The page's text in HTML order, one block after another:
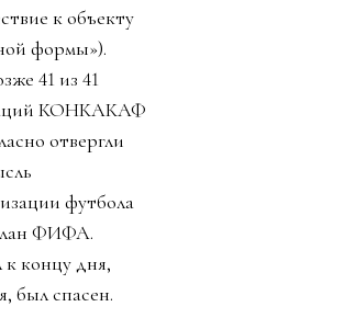
к объекту
формы»).
41 из 41
КОНКАКАФ
отвергли
футбола
ФИФА.
концу дня,
был спасен.